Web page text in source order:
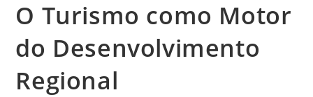
O Turismo como Motor
do Desenvolvimento
Regional